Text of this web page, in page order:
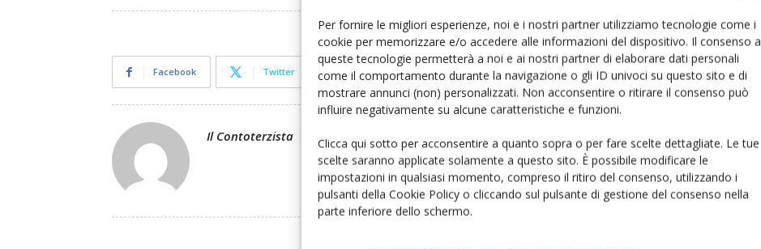
Per fornire le migliori esperienze, noi e i nostri partner utilizziamo tecnologie come i
cookie per memorizzare e/o accedere alle informazioni del dispositivo. Il consenso a
queste tecnologie permetterà a noi e ai nostri partner di elaborare dati personali
come il comportamento durante la navigazione o gli ID univoci su questo sito e di
mostrare annunci (non) personalizzati. Non acconsentire o ritirare il consenso può
influire negativamente su alcune caratteristiche e funzioni.
Clicca qui sotto per acconsentire a quanto sopra o per fare scelte dettagliate. Le tue
scelte saranno applicate solamente a questo sito. È possibile modificare le
impostazioni in qualsiasi momento, compreso il ritiro del consenso, utilizzando i
pulsanti della Cookie Policy o cliccando sul pulsante di gestione del consenso nella
parte inferiore dello schermo.
Facebook Twitter Linkedin Pinterest Email
Il Contoterzista